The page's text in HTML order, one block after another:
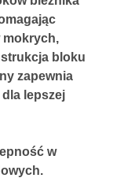
mokrych,
bloku
zapewnia
lepszej
w